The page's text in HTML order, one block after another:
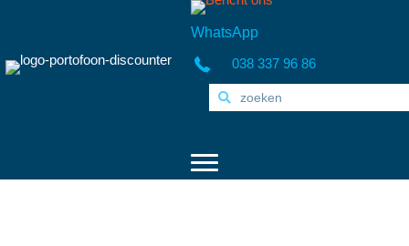
inhoud
038 337 96 86
WhatsApp